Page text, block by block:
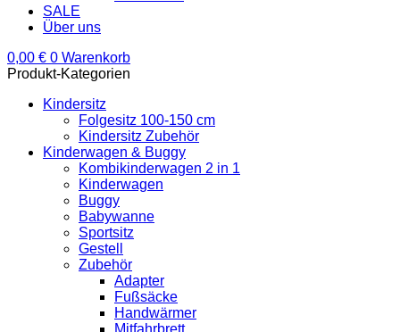
SALE
Über uns
0,00 € 0 Warenkorb
Produkt-Kategorien
Kindersitz
Folgesitz 100-150 cm
Kindersitz Zubehör
Kinderwagen & Buggy
Kombikinderwagen 2 in 1
Kinderwagen
Buggy
Babywanne
Sportsitz
Gestell
Zubehör
Adapter
Fußsäcke
Handwärmer
Mitfahrbrett